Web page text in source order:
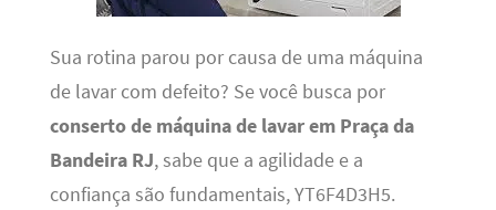
Sua rotina parou por causa de uma máquina
de lavar com defeito? Se você busca por
conserto de máquina de lavar em Praça da
Bandeira RJ, sabe que a agilidade e a
confiança são fundamentais, YT6F4D3H5.